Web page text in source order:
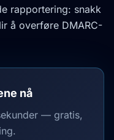
rapportering: snakk
å overføre DMARC-
nå
— gratis,